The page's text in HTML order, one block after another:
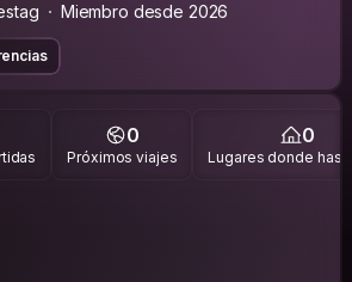
Miembro desde 2026
0
Próximos viajes
0
Lugares donde has